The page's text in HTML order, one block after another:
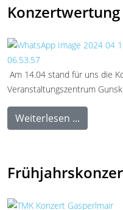
Konzertwertung
Am 14.04 stand für uns die
Veranstaltungszentrum
Weiterlesen ...